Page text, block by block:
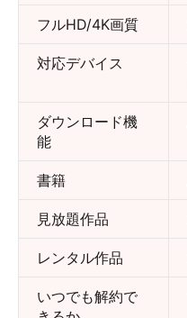
フルHD/4K画質
対応デバイス
ダウンロード機
能
書籍
見放題作品
レンタル作品
いつでも解約で